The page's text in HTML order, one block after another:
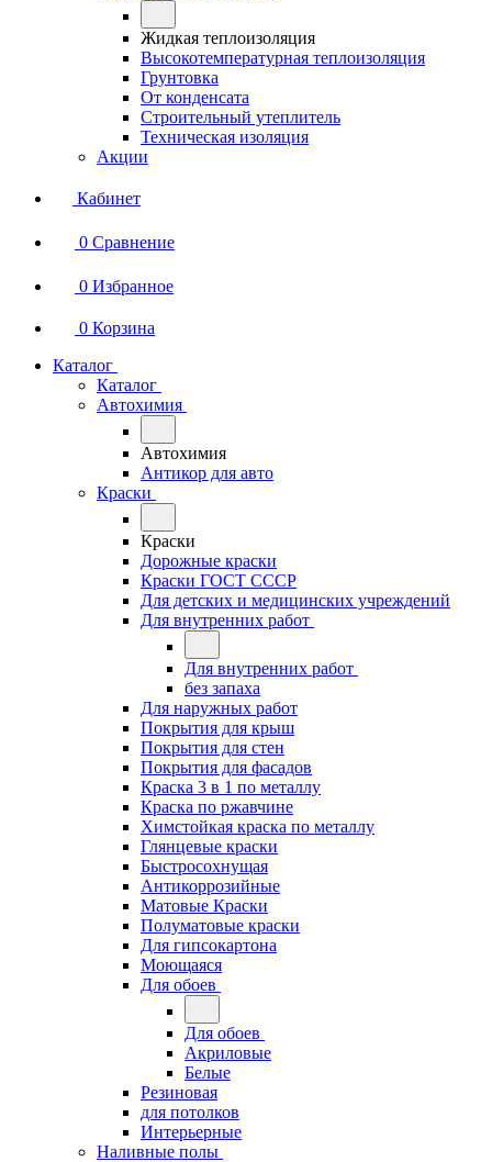
Жидкая теплоизоляция
Высокотемпературная теплоизоляция
Грунтовка
От конденсата
Строительный утеплитель
Техническая изоляция
Акции
Кабинет
0 Сравнение
0 Избранное
0 Корзина
Каталог
Каталог
Автохимия
Автохимия
Антикор для авто
Краски
Краски
Дорожные краски
Краски ГОСТ СССР
Для детских и медицинских учреждений
Для внутренних работ
Для внутренних работ
без запаха
Для наружных работ
Покрытия для крыш
Покрытия для стен
Покрытия для фасадов
Краска 3 в 1 по металлу
Краска по ржавчине
Химстойкая краска по металлу
Глянцевые краски
Быстросохнущая
Антикоррозийные
Матовые Краски
Полуматовые краски
Для гипсокартона
Моющаяся
Для обоев
Для обоев
Акриловые
Белые
Резиновая
для потолков
Интерьерные
Наливные полы